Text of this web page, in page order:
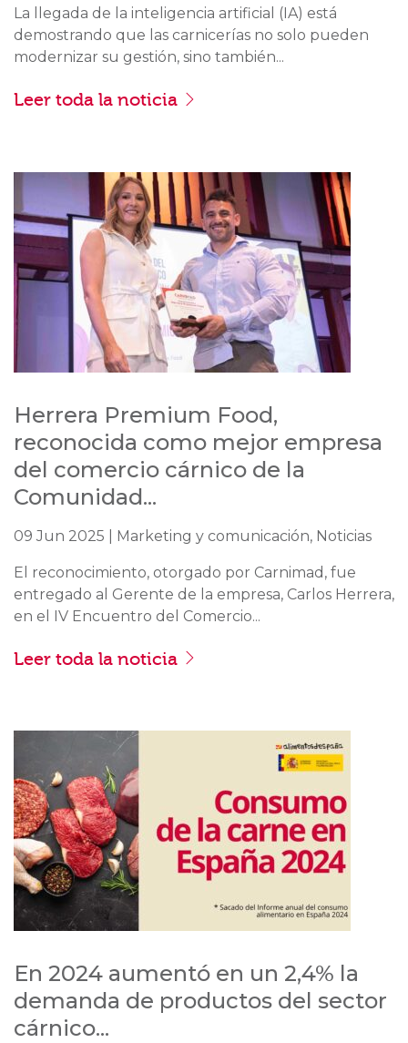
La llegada de la inteligencia artificial (IA) está
demostrando que las carnicerías no solo pueden
modernizar su gestión, sino también...
Leer toda la noticia
Herrera Premium Food,
reconocida como mejor empresa
del comercio cárnico de la
Comunidad...
09 Jun 2025 | Marketing y comunicación, Noticias
El reconocimiento, otorgado por Carnimad, fue
entregado al Gerente de la empresa, Carlos Herrera,
en el IV Encuentro del Comercio...
Leer toda la noticia
En 2024 aumentó en un 2,4% la
demanda de productos del sector
cárnico...